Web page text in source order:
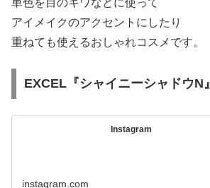
単色を目のキワなどに使って
アイメイクのアクセントにしたり
重ねても使えるおしゃれコスメです。
EXCEL『シャイニーシャドウN』
Instagram
instagram.com